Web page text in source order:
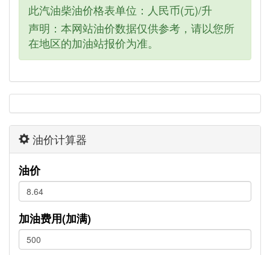
此汽油柴油价格表单位：人民币(元)/升
声明：本网站油价数据仅供参考，请以您所
在地区的加油站报价为准。
油价计算器
油价
加油费用(加满)